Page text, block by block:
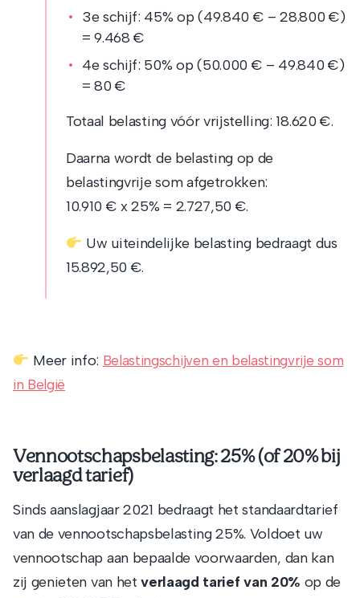
3e schijf: 45% op (49.840 € – 28.800 €)
= 9.468 €
4e schijf: 50% op (50.000 € – 49.840 €)
= 80 €
Totaal belasting vóór vrijstelling: 18.620 €.
Daarna wordt de belasting op de
belastingvrije som afgetrokken:
10.910 € x 25% = 2.727,50 €.
Uw uiteindelijke belasting bedraagt dus
15.892,50 €.
Meer info: Belastingschijven en belastingvrije som
in België
Vennootschapsbelasting: 25% (of 20% bij
verlaagd tarief)
Sinds aanslagjaar 2021 bedraagt het standaardtarief
van de vennootschapsbelasting 25%. Voldoet uw
vennootschap aan bepaalde voorwaarden, dan kan
zij genieten van hetverlaagd tarief van 20% op de